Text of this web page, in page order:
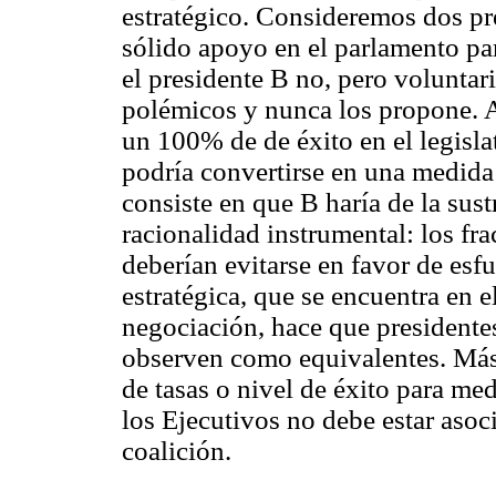
estratégico. Consideremos dos
sólido apoyo en el parlamento
el presidente B no, pero
polémicos y nunca los propone.
un 100% de de éxito en el
podría convertirse en una
consiste en que B haría de la
racionalidad instrumental: los
deberían evitarse en favor de
estratégica, que se encuentra en
negociación, hace que
observen como equivalentes.
de tasas o nivel de éxito para
los Ejecutivos no debe estar
coalición.